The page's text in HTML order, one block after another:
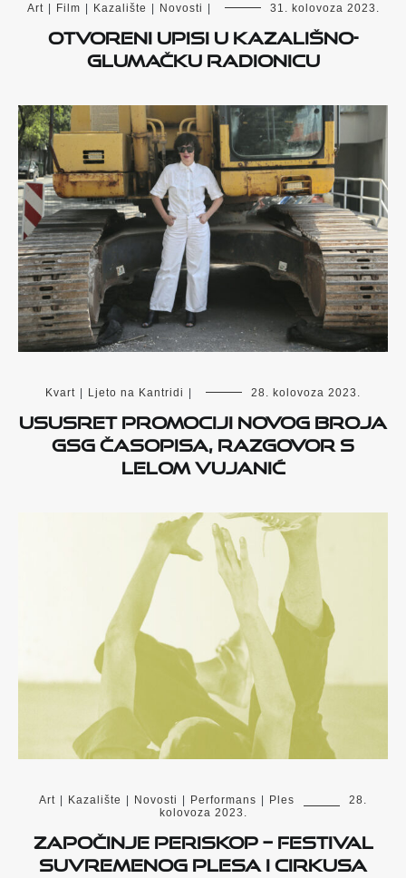
Art | Film | Kazalište | Novosti | 31. kolovoza 2023.
Otvoreni upisi u kazališno-
glumačku radionicu
Kvart | Ljeto na Kantridi | 28. kolovoza 2023.
Ususret promociji novog broja
GSG časopisa, razgovor s
Lelom Vujanić
Art | Kazalište | Novosti | Performans | Ples
28.
kolovoza 2023.
Započinje PERISKOP – festival
suvremenog plesa i cirkusa